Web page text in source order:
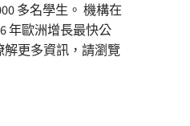
多名學生。 機構在
年歐洲增長最快公
解更多資訊，請瀏覽